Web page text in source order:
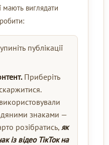
мають виглядати
публікації
Приберіть
знаками —
розібратись, як
із відео ТікТок на